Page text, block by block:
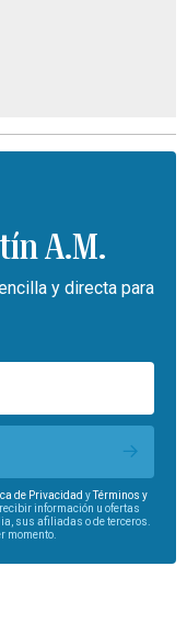
A.M.
y directa para
de Privacidad yTérminos y
información u ofertas
sus afiliadas o de terceros.
momento.